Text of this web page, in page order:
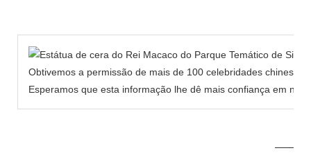
Obtivemos a permissão de mais de 100 celebridades
Esperamos que esta informação lhe dê mais confiança em